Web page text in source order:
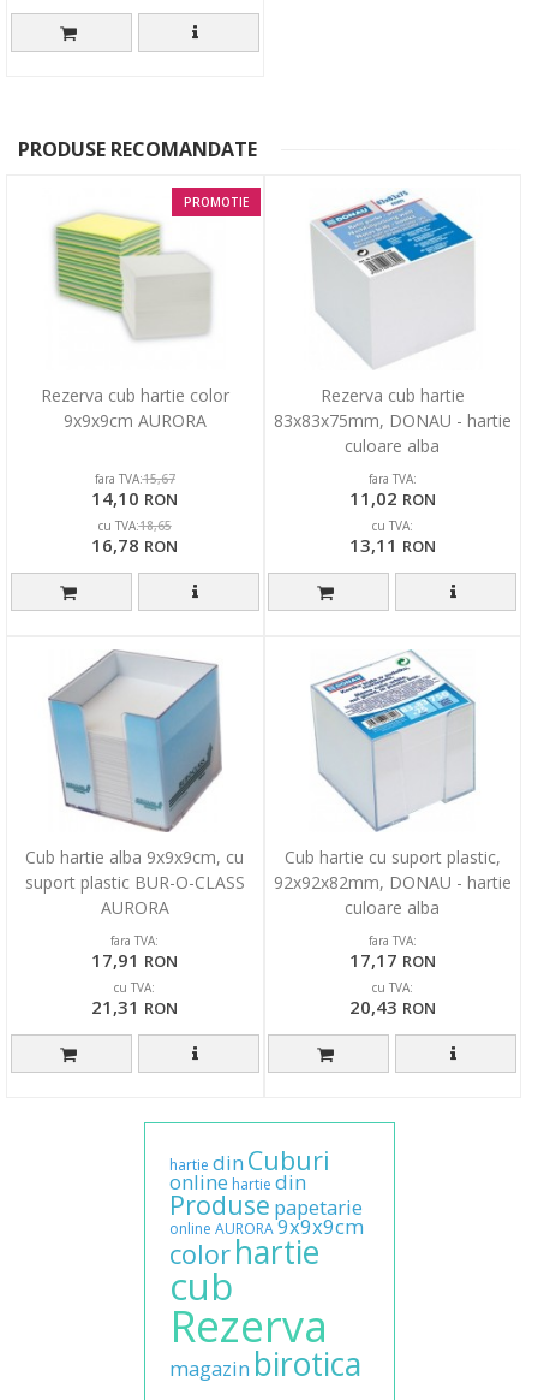
PRODUSE RECOMANDATE
PROMOTIE
Rezerva cub hartie color
9x9x9cm AURORA
fara TVA:15,67
14,10 RON
cu TVA:18,65
16,78 RON
Rezerva cub hartie
83x83x75mm, DONAU - hartie
culoare alba
fara TVA:
11,02 RON
cu TVA:
13,11 RON
Cub hartie alba 9x9x9cm, cu
suport plastic BUR-O-CLASS
AURORA
fara TVA:
17,91 RON
cu TVA:
21,31 RON
Cub hartie cu suport plastic,
92x92x82mm, DONAU - hartie
culoare alba
fara TVA:
17,17 RON
cu TVA:
20,43 RON
hartie din Cuburi
online hartie din
Produse papetarie
online AURORA9x9x9cm
colorhartie
cub
Rezerva
magazin birotica